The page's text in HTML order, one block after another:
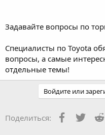
Задавайте вопросы по
Специалисты по Toyota
вопросы, а самые
отдельные темы!
Войдите или
Поделиться: Facebook
Twitter